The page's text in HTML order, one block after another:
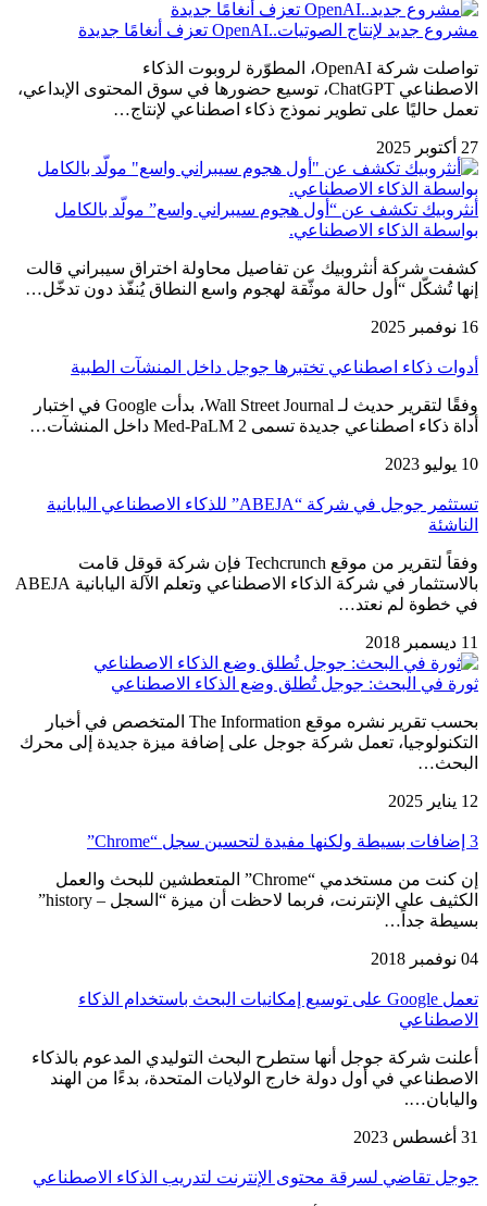
مشروع جديد لإنتاج الصوتيات..OpenAI تعزف أنغامًا جديدة
تواصلت شركة OpenAI، المطوّرة لروبوت الذكاء
الاصطناعي ChatGPT، توسيع حضورها في سوق المحتوى الإبداعي،
تعمل حاليًا على تطوير نموذج ذكاء اصطناعي لإنتاج…
27 أكتوبر 2025
أنثروبيك تكشف عن “أول هجوم سيبراني واسع” مولّد بالكامل
بواسطة الذكاء الاصطناعي.
كشفت شركة أنثروبيك عن تفاصيل محاولة اختراق سيبراني قالت
إنها تُشكّل “أول حالة موثّقة لهجوم واسع النطاق يُنفّذ دون تدخّل…
16 نوفمبر 2025
أدوات ذكاء اصطناعي تختبرها جوجل داخل المنشآت الطبية
وفقًا لتقرير حديث لـ Wall Street Journal، بدأت Google في اختبار
أداة ذكاء اصطناعي جديدة تسمى Med-PaLM 2 داخل المنشآت…
10 يوليو 2023
تستثمر جوجل في شركة “ABEJA” للذكاء الاصطناعي اليابانية
الناشئة
وفقاً لتقرير من موقع Techcrunch فإن شركة قوقل قامت
بالاستثمار في شركة الذكاء الاصطناعي وتعلم الآلة اليابانية ABEJA
في خطوة لم نعتد…
11 ديسمبر 2018
ثورة في البحث: جوجل تُطلق وضع الذكاء الاصطناعي
بحسب تقرير نشره موقع The Information المتخصص في أخبار
التكنولوجيا، تعمل شركة جوجل على إضافة ميزة جديدة إلى محرك
البحث…
12 يناير 2025
3 إضافات بسيطة ولكنها مفيدة لتحسين سجل “Chrome”
إن كنت من مستخدمي “Chrome” المتعطشين للبحث والعمل
الكثيف على الإنترنت، فربما لاحظت أن ميزة “السجل – history”
بسيطة جداً…
04 نوفمبر 2018
تعمل Google على توسيع إمكانيات البحث باستخدام الذكاء
الاصطناعي
أعلنت شركة جوجل أنها ستطرح البحث التوليدي المدعوم بالذكاء
الاصطناعي في أول دولة خارج الولايات المتحدة، بدءًا من الهند
واليابان….
31 أغسطس 2023
جوجل تقاضي لسرقة محتوى الإنترنت لتدريب الذكاء الاصطناعي